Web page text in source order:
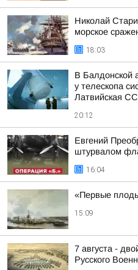
Николай
морское
18:03
В Балдонской
у телескопа
Латвийская
20:12
Евгений
штурвалом
16:04
«Первые
15:09
7 августа -
Русского